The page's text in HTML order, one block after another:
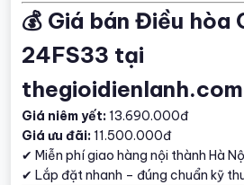
💰 Giá bán Điều hòa
24FS33 tại
Giá niêm yết: 13.690.000đ
Giá ưu đãi: 11.500.000đ
✔ Miễn phí giao hàng nội thành Hà
✔ Lắp đặt nhanh – đúng chuẩn kỹ